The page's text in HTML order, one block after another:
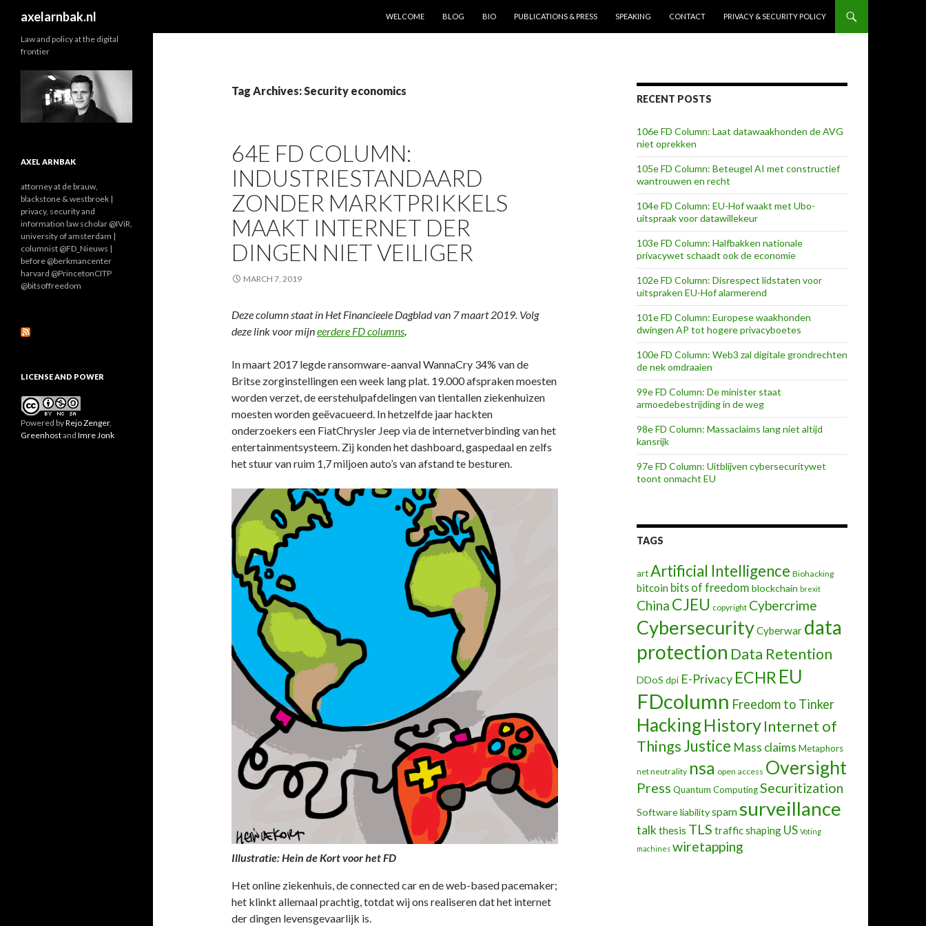
axelarnbak.nl
WELCOME
BLOG BIO PUBLICATIONS & PRESS SPEAKING CONTACT PRIVACY & SECURITY POLICY
Tag Archives: Security economics
64E FD COLUMN:
INDUSTRIESTANDAARD
ZONDER MARKTPRIKKELS
MAAKT INTERNET DER
DINGEN NIET VEILIGER
MARCH 7, 2019
Deze column staat in Het Financieele Dagblad van 7 maart 2019. Volg
deze link voor mijneerdere FD columns.
In maart 2017 legde ransomware-aanval WannaCry 34% van de
Britse zorginstellingen een week lang plat. 19.000 afspraken moesten
worden verzet, de eerstehulpafdelingen van tientallen ziekenhuizen
moesten worden geëvacueerd. In hetzelfde jaar hackten
onderzoekers een FiatChrysler Jeep via de internetverbinding van het
entertainmentsysteem. Zij konden het dashboard, gaspedaal en zelfs
het stuur van ruim 1,7 miljoen auto’s van afstand te besturen.
Illustratie: Hein de Kort voor het FD
Het online ziekenhuis, de connected car en de web-based pacemaker;
het klinkt allemaal prachtig, totdat wij ons realiseren dat het internet
der dingen levensgevaarlijk is.
RECENT POSTS
106e FD Column: Laat datawaakhonden de AVG
niet oprekken
105e FD Column: Beteugel AI met constructief
wantrouwen en recht
104e FD Column: EU-Hof waakt met Ubo-
uitspraak voor datawillekeur
103e FD Column: Halfbakken nationale
privacywet schaadt ook de economie
102e FD Column: Disrespect lidstaten voor
uitspraken EU-Hof alarmerend
101e FD Column: Europese waakhonden
dwingen AP tot hogere privacyboetes
100e FD Column: Web3 zal digitale grondrechten
de nek omdraaien
99e FD Column: De minister staat
armoedebestrijding in de weg
98e FD Column: Massaclaims lang niet altijd
kansrijk
97e FD Column: Uitblijven cybersecuritywet
toont onmacht EU
TAGS
artArtificial Intelligence Biohacking
bitcoin bits of freedom blockchain brexit
China CJEU copyright Cybercrime
CybersecurityCyberwar data
protection Data Retention
DDoS dpi E-Privacy ECHR EU
FDcolumn Freedom to Tinker
HackingHistoryInternet of
ThingsJustice Mass claims Metaphors
net neutrality nsa open access Oversight
Press Quantum ComputingSecuritization
Software liabilityspamsurveillance
talk thesis TLS traffic shaping US Voting
machines wiretapping
Law and policy at the digital
frontier
AXEL ARNBAK
attorney at de brauw,
blackstone & westbroek |
privacy, security and
information law scholar @IViR,
university of amsterdam |
columnist @FD_Nieuws |
before @berkmancenter
harvard @PrincetonCITP
@bitsoffreedom
LICENSE AND POWER
Powered byRejo Zenger,
Greenhostand Imre Jonk